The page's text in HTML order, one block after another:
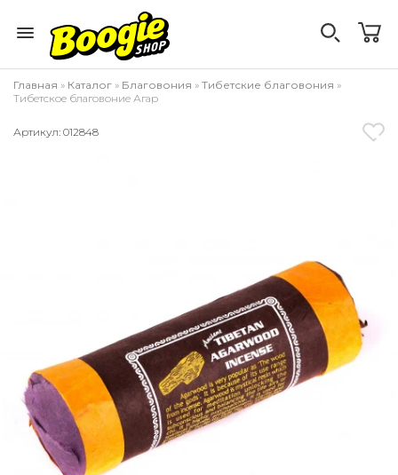
Главная » Каталог » Благовония » Тибетские благовония »
Тибетское благовоние Агар
Артикул: 012848